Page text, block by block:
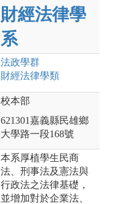
財經法律學
系
法政學群
財經法律學類
校本部
621301嘉義縣民雄鄉
大學路一段168號
本系厚植學生民商
法、刑事法及憲法與
行政法之法律基礎，
並增加對於企業法、